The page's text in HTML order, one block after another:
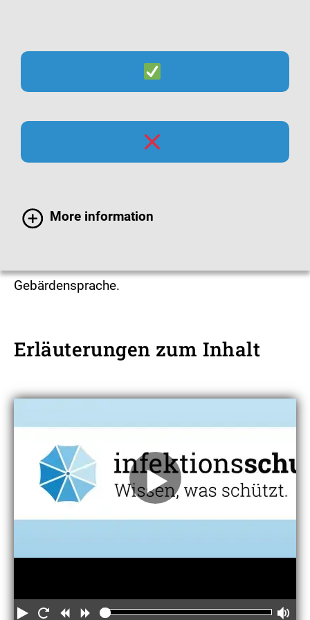
More information
Gebärdensprach-Filme
Informationen über die Inhalte und die
Gebärdensprache.
Erläuterungen zum Inhalt
Play RestartRewindForward